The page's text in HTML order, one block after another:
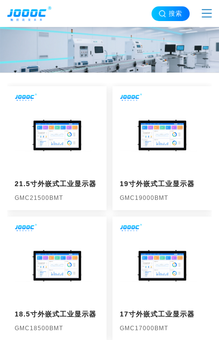
搜索
21.5寸外嵌式工业显示器
GMC21500BMT
19寸外嵌式工业显示器
GMC19000BMT
18.5寸外嵌式工业显示器
GMC18500BMT
17寸外嵌式工业显示器
GMC17000BMT